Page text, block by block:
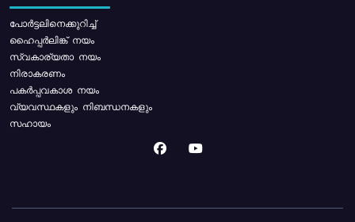
പോര്‍ട്ടലിനെക്കുറിച്ച്
ഹൈപ്പർലിങ്ക് നയം
സ്വകാര്യതാ നയം
നിരാകരണം
പകർപ്പവകാശ നയം
വ്യവസ്ഥകളും നിബന്ധനകളും
സഹായം